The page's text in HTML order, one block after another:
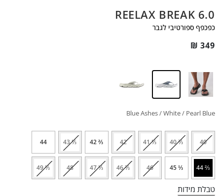
REELAX BREAK 6.0
כפכפף ספורטיבי לגבר
₪ 349
Blue Ashes / White / Pearl Blue
40
⅔ 40
⅓ 41
42
⅔ 42
⅓ 43
44
⅔ 44
⅓ 45
46
⅔ 46
⅓ 47
48
⅓ 49
טבלת מידות